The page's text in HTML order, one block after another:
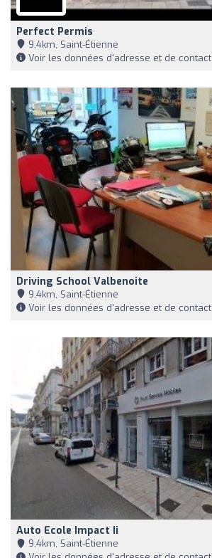
Perfect Permis
9,4km, Saint-Étienne
Voir les données d'adresse et de contact
Driving School Valbenoite
9,4km, Saint-Étienne
Voir les données d'adresse et de contact
Auto Ecole Impact Ii
9,4km, Saint-Étienne